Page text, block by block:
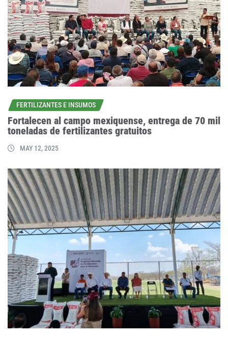
FERTILIZANTES E INSUMOS
Fortalecen al campo mexiquense, entrega de 70 mil
toneladas de fertilizantes gratuitos
MAY 12, 2025